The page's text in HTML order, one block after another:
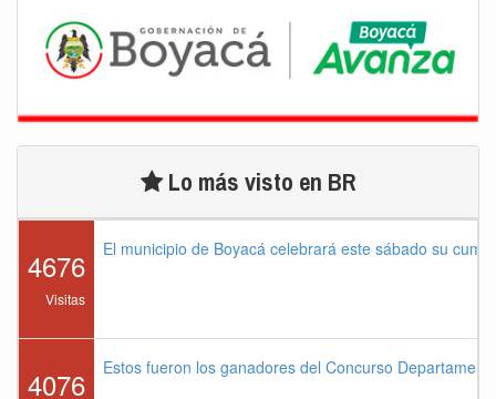
Lo más visto en BR
4676
Visitas
El municipio de Boyacá celebrará este sábado su
4076 Estos fueron los ganadores del Concurso